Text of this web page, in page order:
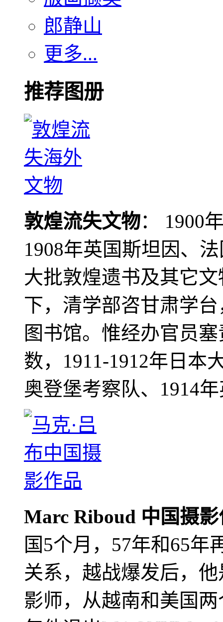
郎静山
更多...
推荐图册
敦煌流失文物： 1900
1908年英国斯坦因、
大批敦煌遗书及其它
下，清学部咨甘肃学
图书馆。惟经办官员
数，1911-1912年日本
奥登堡考察队、1914
Marc Riboud 中国摄
国5个月，57年和65年
关系，越战爆发后，
影师，从越南和美国